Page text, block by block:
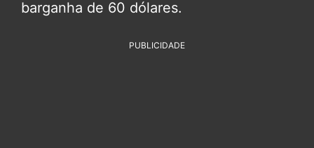
barganha de 60 dólares.
PUBLICIDADE